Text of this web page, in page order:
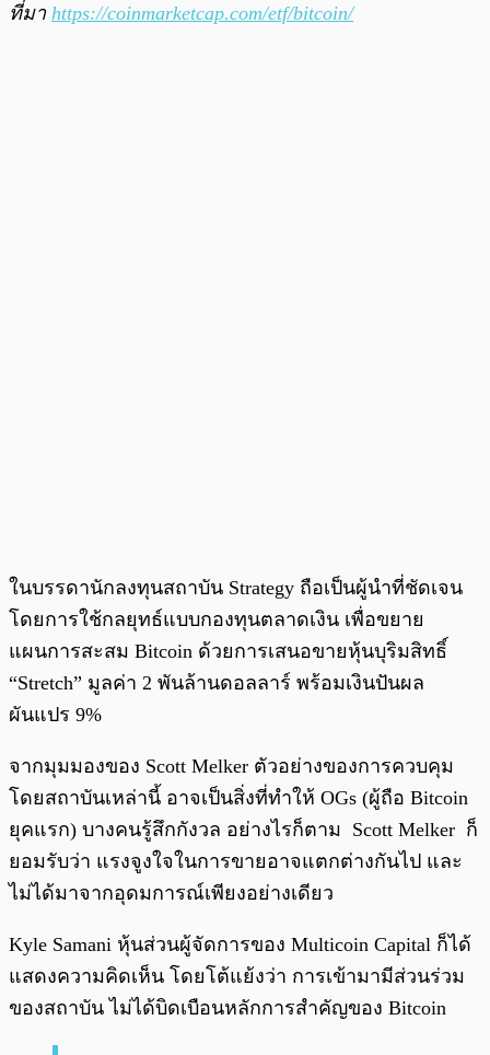
ที่มา https://coinmarketcap.com/etf/bitcoin/
ในบรรดานักลงทุนสถาบัน Strategy ถือเป็นผู้นำที่ชัดเจน
โดยการใช้กลยุทธ์แบบกองทุนตลาดเงิน เพื่อขยาย
แผนการสะสม Bitcoin ด้วยการเสนอขายหุ้นบุริมสิทธิ์
“Stretch” มูลค่า 2 พันล้านดอลลาร์ พร้อมเงินปันผล
ผันแปร 9%
จากมุมมองของ Scott Melker ตัวอย่างของการควบคุม
โดยสถาบันเหล่านี้ อาจเป็นสิ่งที่ทำให้ OGs (ผู้ถือ Bitcoin
ยุคแรก) บางคนรู้สึกกังวล อย่างไรก็ตาม Scott Melker ก็
ยอมรับว่า แรงจูงใจในการขายอาจแตกต่างกันไป และ
ไม่ได้มาจากอุดมการณ์เพียงอย่างเดียว
Kyle Samani หุ้นส่วนผู้จัดการของ Multicoin Capital ก็ได้
แสดงความคิดเห็น โดยโต้แย้งว่า การเข้ามามีส่วนร่วม
ของสถาบัน ไม่ได้บิดเบือนหลักการสำคัญของ Bitcoin